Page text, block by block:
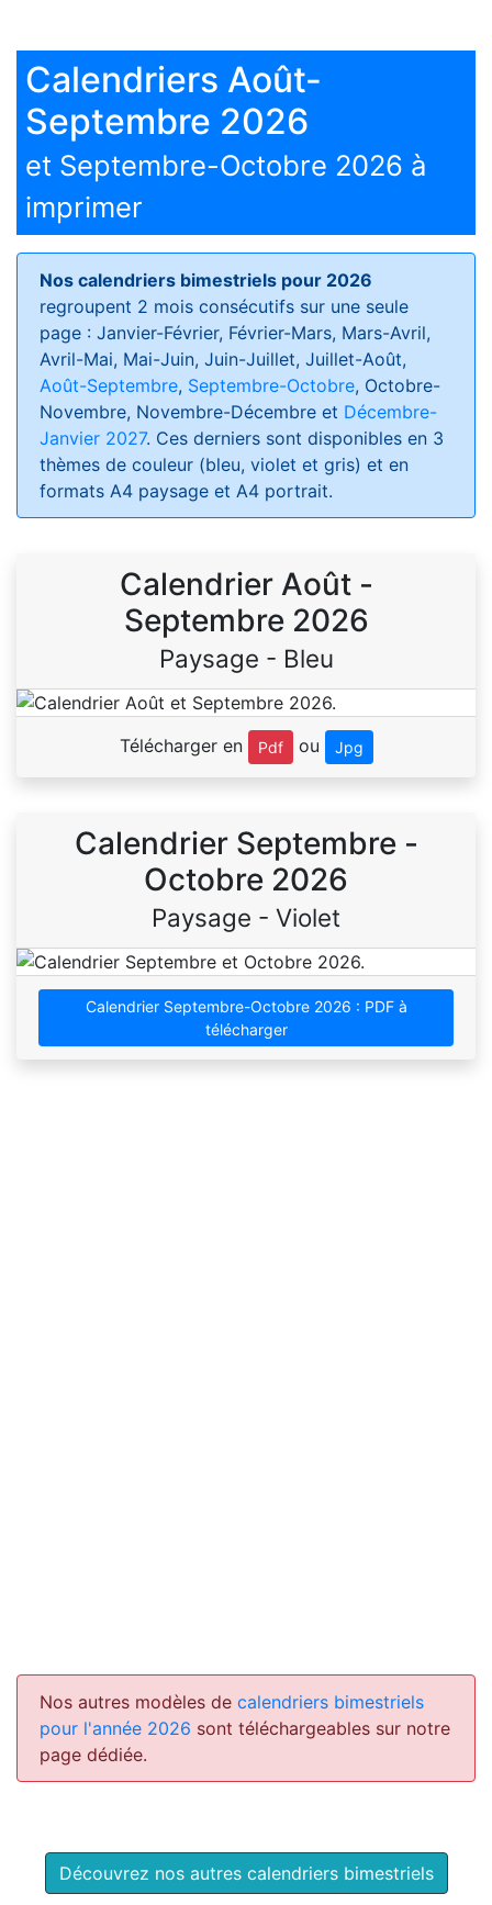
Calendriers Août-
Septembre 2026
et Septembre-Octobre 2026 à
imprimer
Nos calendriers bimestriels pour 2026
regroupent 2 mois consécutifs sur une seule
page : Janvier-Février, Février-Mars, Mars-Avril,
Avril-Mai, Mai-Juin, Juin-Juillet, Juillet-Août,
Août-Septembre, Septembre-Octobre, Octobre-
Novembre, Novembre-Décembre et Décembre-
Janvier 2027. Ces derniers sont disponibles en 3
thèmes de couleur (bleu, violet et gris) et en
formats A4 paysage et A4 portrait.
Calendrier Août -
Septembre 2026
Paysage - Bleu
Télécharger en Pdf ou Jpg
Calendrier Septembre -
Octobre 2026
Paysage - Violet
Calendrier Septembre-Octobre 2026 : PDF à
télécharger
Nos autres modèles de calendriers bimestriels
pour l'année 2026 sont téléchargeables sur notre
page dédiée.
Découvrez nos autres calendriers bimestriels